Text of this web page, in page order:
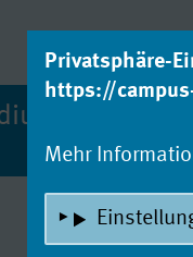
Privatsphäre-
https://
Mehr